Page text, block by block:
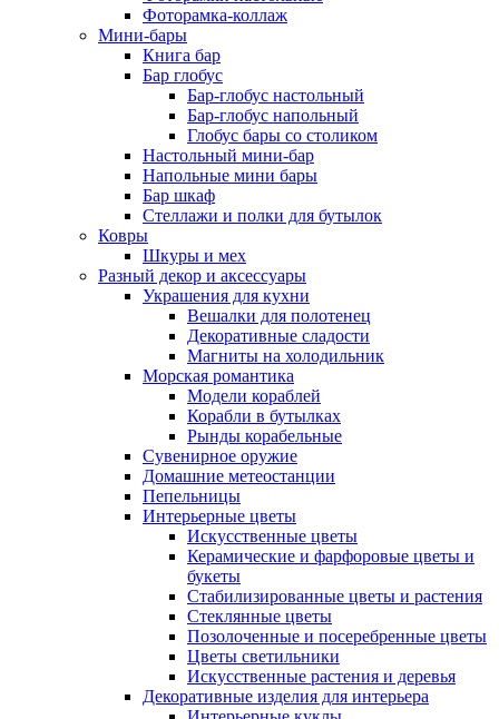
Фоторамка-коллаж
Мини-бары
Книга бар
Бар глобус
Бар-глобус настольный
Бар-глобус напольный
Глобус бары со столиком
Настольный мини-бар
Напольные мини бары
Бар шкаф
Стеллажи и полки для бутылок
Ковры
Шкуры и мех
Разный декор и аксессуары
Украшения для кухни
Вешалки для полотенец
Декоративные сладости
Магниты на холодильник
Морская романтика
Модели кораблей
Корабли в бутылках
Рынды корабельные
Сувенирное оружие
Домашние метеостанции
Пепельницы
Интерьерные цветы
Искусственные цветы
Керамические и фарфоровые цветы и
букеты
Стабилизированные цветы и растения
Стеклянные цветы
Позолоченные и посеребренные цветы
Цветы светильники
Искусственные растения и деревья
Декоративные изделия для интерьера